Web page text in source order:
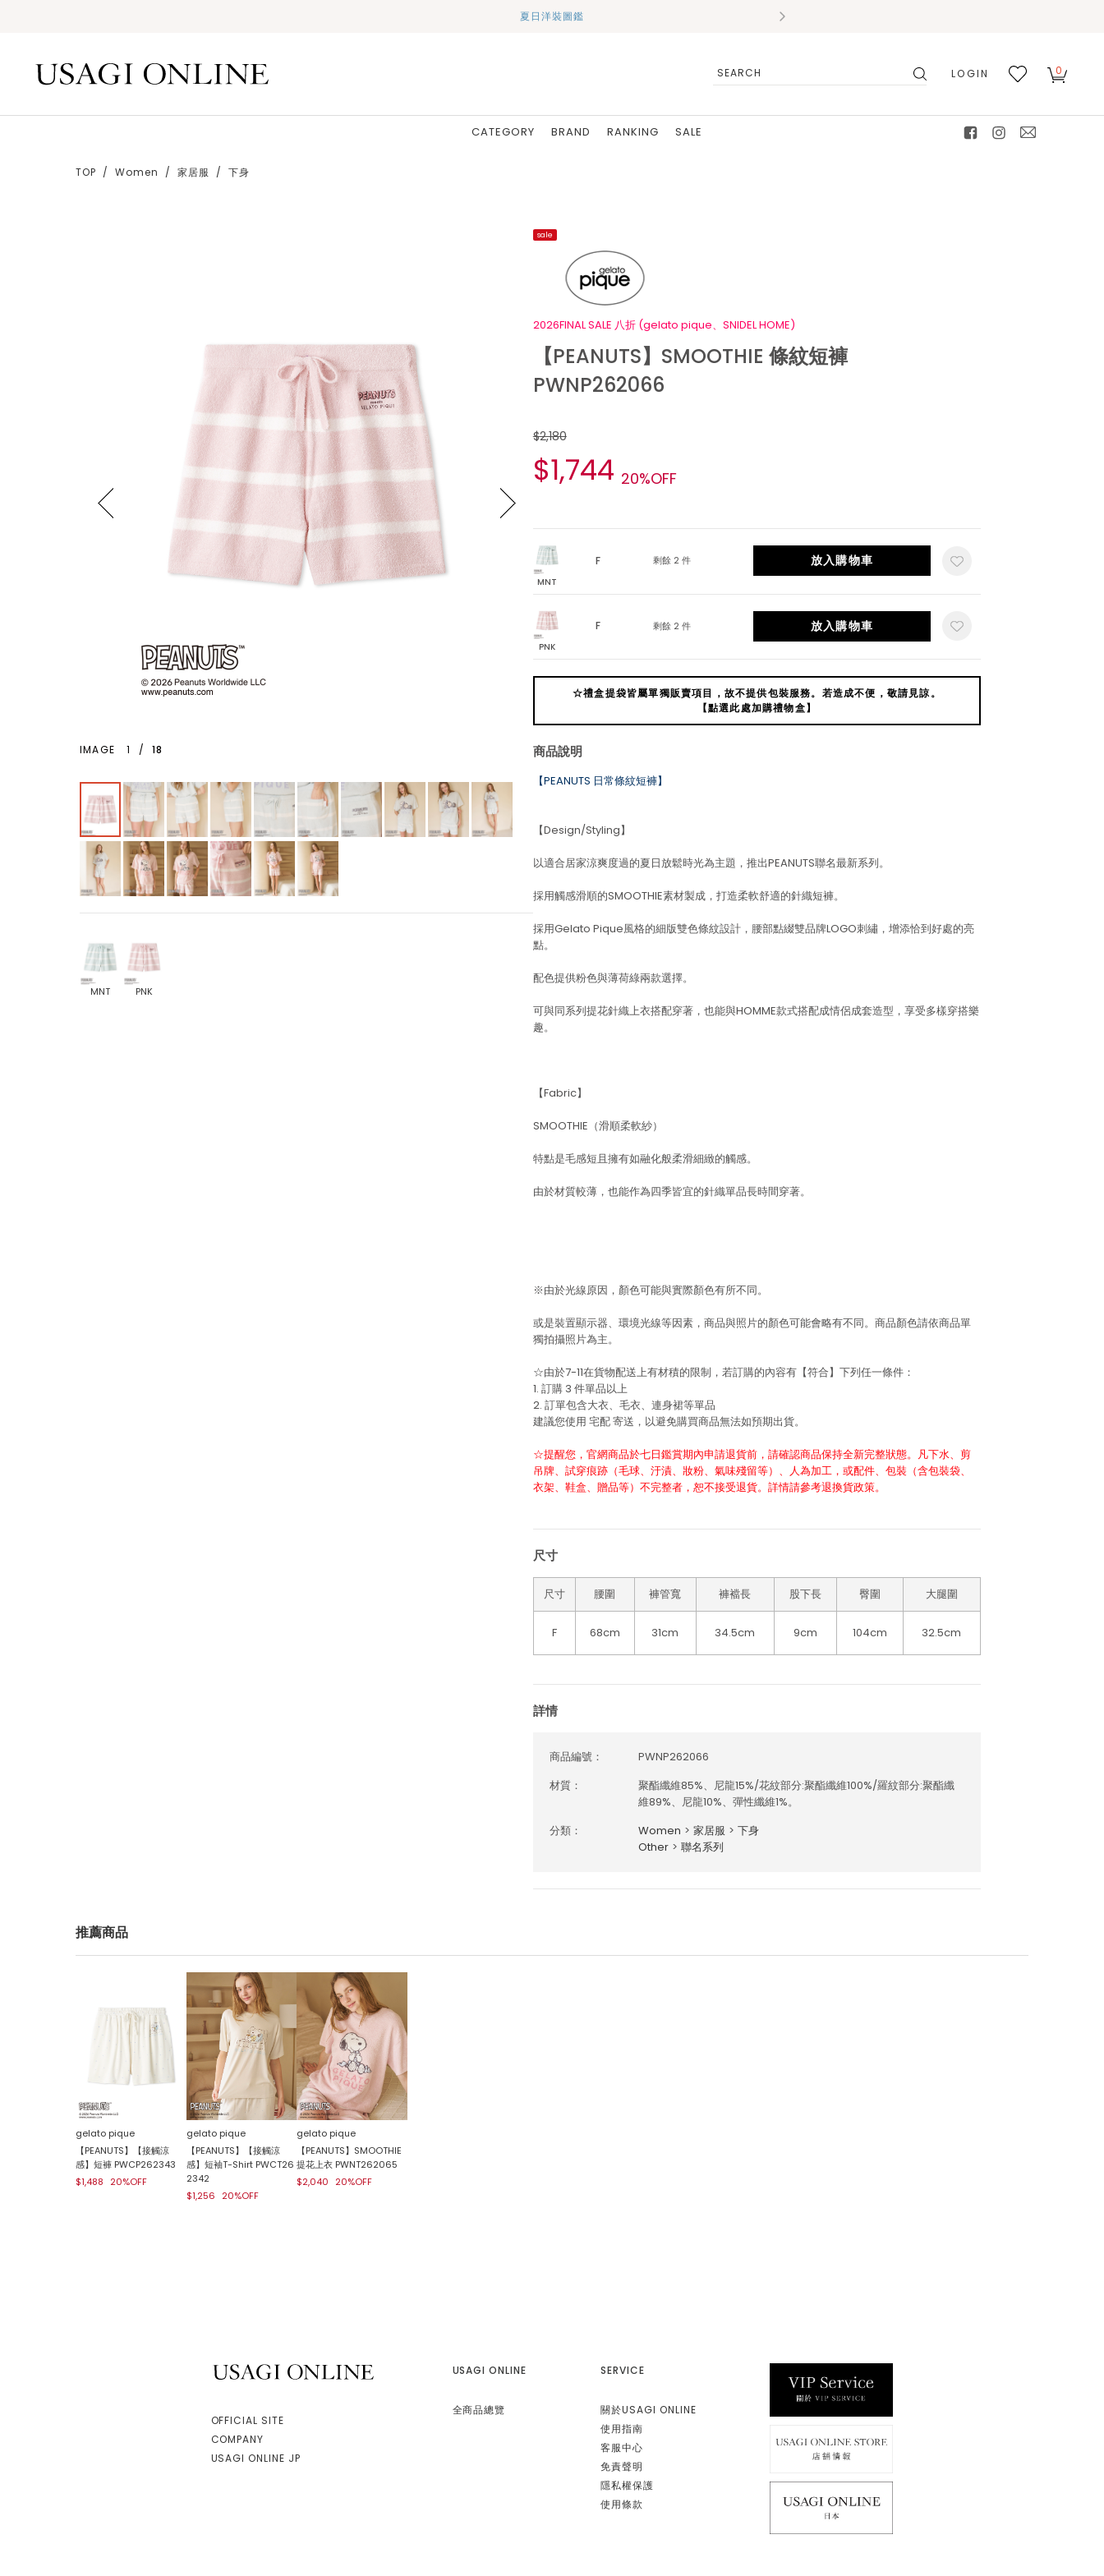
夏日洋裝圖鑑
LOGIN 0
CATEGORY BRAND RANKING
SALE
TOP Women 家居服 下身
IMAGE 1 / 18
MNT PNK
sale
2026FINAL SALE 八折 (gelato pique、SNIDEL HOME)
【PEANUTS】SMOOTHIE 條紋短褲
PWNP262066
$2,180
$1,744 20%OFF
MNT
F 剩餘 2 件 放入購物車
PNK
F 剩餘 2 件 放入購物車
☆禮盒提袋皆屬單獨販賣項目，故不提供包裝服務。若造成不便，敬請見諒。
【點選此處加購禮物盒】
商品說明
【PEANUTS 日常條紋短褲】
【Design/Styling】
以適合居家涼爽度過的夏日放鬆時光為主題，推出PEANUTS聯名最新系列。
採用觸感滑順的SMOOTHIE素材製成，打造柔軟舒適的針織短褲。
採用Gelato Pique風格的細版雙色條紋設計，腰部點綴雙品牌LOGO刺繡，增添恰到好處的亮
點。
配色提供粉色與薄荷綠兩款選擇。
可與同系列提花針織上衣搭配穿著，也能與HOMME款式搭配成情侶成套造型，享受多樣穿搭樂
趣。
【Fabric】
SMOOTHIE（滑順柔軟紗）
特點是毛感短且擁有如融化般柔滑細緻的觸感。
由於材質較薄，也能作為四季皆宜的針織單品長時間穿著。
※由於光線原因，顏色可能與實際顏色有所不同。
或是裝置顯示器、環境光線等因素，商品與照片的顏色可能會略有不同。商品顏色請依商品單
獨拍攝照片為主。
☆由於7-11在貨物配送上有材積的限制，若訂購的內容有【符合】下列任一條件：
1. 訂購 3 件單品以上
2. 訂單包含大衣、毛衣、連身裙等單品
建議您使用 宅配寄送，以避免購買商品無法如預期出貨。
☆提醒您，官網商品於七日鑑賞期內申請退貨前，請確認商品保持全新完整狀態。凡下水、剪
吊牌、試穿痕跡（毛球、汙漬、妝粉、氣味殘留等）、人為加工，或配件、包裝（含包裝袋、
衣架、鞋盒、贈品等）不完整者，恕不接受退貨。詳情請參考退換貨政策。
尺寸
尺寸 腰圍 褲管寬 褲襠長 股下長 臀圍 大腿圍
F 68cm 31cm 34.5cm 9cm 104cm 32.5cm
詳情
商品編號：
PWNP262066
材質：
聚酯纖維85%、尼龍15%/花紋部分:聚酯纖維100%/羅紋部分:聚酯纖
維89%、尼龍10%、彈性纖維1%。
分類：
Women > 家居服 > 下身
Other > 聯名系列
推薦商品
gelato pique
【PEANUTS】【接觸涼
感】短褲 PWCP262343
$1,488
20%OFF
gelato pique
【PEANUTS】【接觸涼
感】短袖T-Shirt PWCT26
2342
$1,256
20%OFF
gelato pique
【PEANUTS】SMOOTHIE
提花上衣 PWNT262065
$2,040
20%OFF
OFFICIAL SITE
COMPANY
USAGI ONLINE JP
USAGI ONLINE
全商品總覽
SERVICE
關於USAGI ONLINE
使用指南
客服中心
免責聲明
隱私權保護
使用條款